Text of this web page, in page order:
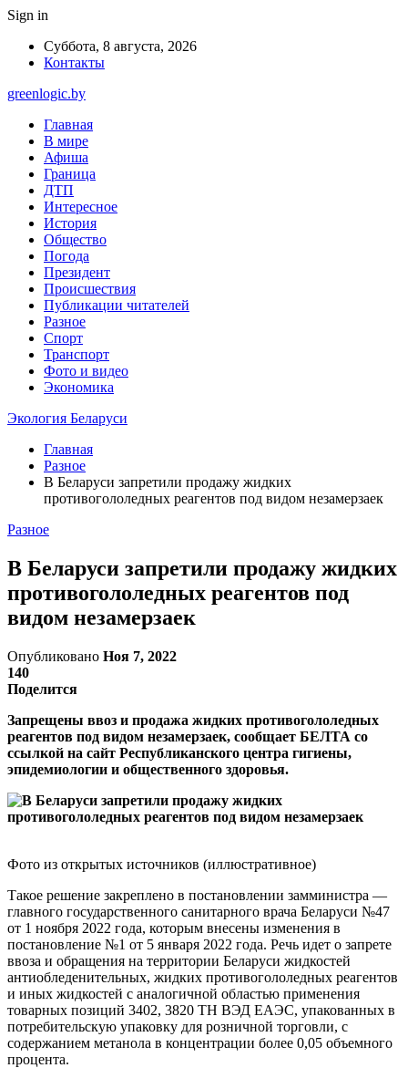
Sign in
Суббота, 8 августа, 2026
Контакты
greenlogic.by
Главная
В мире
Афиша
Граница
ДТП
Интересное
История
Общество
Погода
Президент
Происшествия
Публикации читателей
Разное
Спорт
Транспорт
Фото и видео
Экономика
Экология Беларуси
Главная
Разное
В Беларуси запретили продажу жидких
противогололедных реагентов под видом незамерзаек
Разное
В Беларуси запретили продажу жидких
противогололедных реагентов под
видом незамерзаек
Опубликовано Ноя 7, 2022
140
Поделится
Запрещены ввоз и продажа жидких противогололедных
реагентов под видом незамерзаек, сообщает БЕЛТА со
ссылкой на сайт Республиканского центра гигиены,
эпидемиологии и общественного здоровья.
Фото из открытых источников (иллюстративное)
Такое решение закреплено в постановлении замминистра —
главного государственного санитарного врача Беларуси №47
от 1 ноября 2022 года, которым внесены изменения в
постановление №1 от 5 января 2022 года. Речь идет о запрете
ввоза и обращения на территории Беларуси жидкостей
антиобледенительных, жидких противогололедных реагентов
и иных жидкостей с аналогичной областью применения
товарных позиций 3402, 3820 ТН ВЭД ЕАЭС, упакованных в
потребительскую упаковку для розничной торговли, с
содержанием метанола в концентрации более 0,05 объемного
процента.